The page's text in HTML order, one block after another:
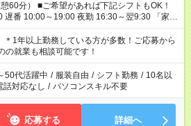
下記シフトもOK！
番 10:00～19:00 夜勤 16:30～翌9:30 「家族
い」 「余裕を持って夕飯の準備がしたい」
したくない」 など、ご希望を教えてください
事の勤務時間が 合計で週40時間を超える場
ん。
＊1年以上勤務している方が多数！ご応募から
の就業も相談可能です！
50代活躍中 / 服装自由 / シフト勤務 / 10名以
話対応なし / パソコンスキル不要
応募する 詳細へ